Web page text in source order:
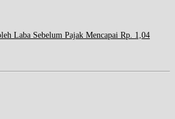
Laba Sebelum Pajak Mencapai Rp. 1,04